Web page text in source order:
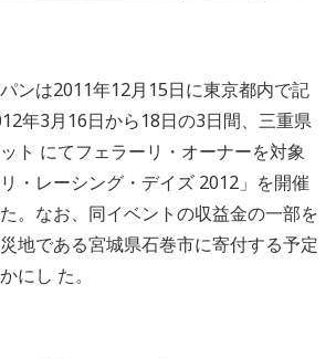
ンは2011年12月15日に東京都内で記
年3月16日から18日の3日間、三重県
ト にてフェラーリ・オーナーを対象
・レーシング・デイズ 2012」を開催
。なお、同イベントの収益金の一部を
地である宮城県石巻市に寄付する予定
にし た。